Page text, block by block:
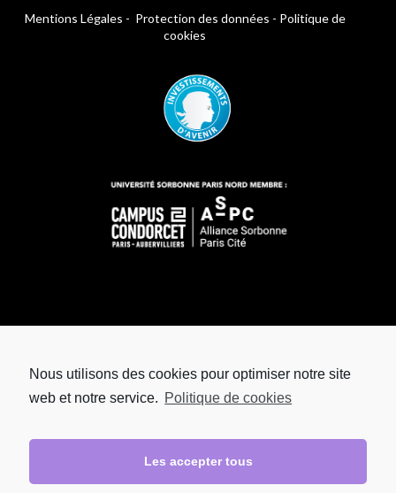
Nous utilisons des cookies pour optimiser notre site
web et notre service. Politique de cookies
Les accepter tous
Mentions Légales - Protection des données - Politique de
cookies